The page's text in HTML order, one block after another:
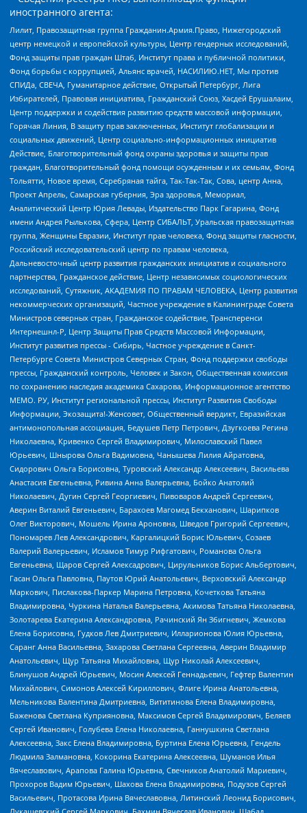
иностранного агента:
Лилит, Правозащитная группа Гражданин.Армия.Право, Нижегородский
центр немецкой и европейской культуры, Центр гендерных исследований,
Фонд защиты прав граждан Штаб, Институт права и публичной политики,
Фонд борьбы с коррупцией, Альянс врачей, НАСИЛИЮ.НЕТ, Мы против
СПИДа, СВЕЧА, Гуманитарное действие, Открытый Петербург, Лига
Избирателей, Правовая инициатива, Гражданский Союз, Хасдей Ерушалаим,
Центр поддержки и содействия развитию средств массовой информации,
Горячая Линия, В защиту прав заключенных, Институт глобализации и
социальных движений, Центр социально-информационных инициатив
Действие, Благотворительный фонд охраны здоровья и защиты прав
граждан, Благотворительный фонд помощи осужденным и их семьям, Фонд
Тольятти, Новое время, Серебряная тайга, Так-Так-Так, Сова, центр Анна,
Проект Апрель, Самарская губерния, Эра здоровья, Мемориал,
Аналитический Центр Юрия Левады, Издательство Парк Гагарина, Фонд
имени Андрея Рылькова, Сфера, Центр СИБАЛЬТ, Уральская правозащитная
группа, Женщины Евразии, Институт прав человека, Фонд защиты гласности,
Российский исследовательский центр по правам человека,
Дальневосточный центр развития гражданских инициатив и социального
партнерства, Гражданское действие, Центр независимых социологических
исследований, Сутяжник, АКАДЕМИЯ ПО ПРАВАМ ЧЕЛОВЕКА, Центр развития
некоммерческих организаций, Частное учреждение в Калининграде Совета
Министров северных стран, Гражданское содействие, Трансперенси
Интернешнл-Р, Центр Защиты Прав Средств Массовой Информации,
Институт развития прессы - Сибирь, Частное учреждение в Санкт-
Петербурге Совета Министров Северных Стран, Фонд поддержки свободы
прессы, Гражданский контроль, Человек и Закон, Общественная комиссия
по сохранению наследия академика Сахарова, Информационное агентство
МЕМО. РУ, Институт региональной прессы, Институт Развития Свободы
Информации, Экозащита!-Женсовет, Общественный вердикт, Евразийская
антимонопольная ассоциация, Бедушев Петр Петрович, Дзугкоева Регина
Николаевна, Кривенко Сергей Владимирович, Милославский Павел
Юрьевич, Шнырова Ольга Вадимовна, Чанышева Лилия Айратовна,
Сидорович Ольга Борисовна, Туровский Александр Алексеевич, Васильева
Анастасия Евгеньевна, Ривина Анна Валерьевна, Бойко Анатолий
Николаевич, Дугин Сергей Георгиевич, Пивоваров Андрей Сергеевич,
Аверин Виталий Евгеньевич, Барахоев Магомед Бекханович, Шарипков
Олег Викторович, Мошель Ирина Ароновна, Шведов Григорий Сергеевич,
Пономарев Лев Александрович, Каргалицкий Борис Юльевич, Созаев
Валерий Валерьевич, Исламов Тимур Рифгатович, Романова Ольга
Евгеньевна, Щаров Сергей Алексадрович, Цирульников Борис Альбертович,
Гасан Ольга Павловна, Паутов Юрий Анатольевич, Верховский Александр
Маркович, Пислакова-Паркер Марина Петровна, Кочеткова Татьяна
Владимировна, Чуркина Наталья Валерьевна, Акимова Татьяна Николаевна,
Золотарева Екатерина Александровна, Рачинский Ян Збигневич, Жемкова
Елена Борисовна, Гудков Лев Дмитриевич, Илларионова Юлия Юрьевна,
Саранг Анна Васильевна, Захарова Светлана Сергеевна, Аверин Владимир
Анатольевич, Щур Татьяна Михайловна, Щур Николай Алексеевич,
Блинушов Андрей Юрьевич, Мосин Алексей Геннадьевич, Гефтер Валентин
Михайлович, Симонов Алексей Кириллович, Флиге Ирина Анатольевна,
Мельникова Валентина Дмитриевна, Вититинова Елена Владимировна,
Баженова Светлана Куприяновна, Максимов Сергей Владимирович, Беляев
Сергей Иванович, Голубева Елена Николаевна, Ганнушкина Светлана
Алексеевна, Закс Елена Владимировна, Буртина Елена Юрьевна, Гендель
Людмила Залмановна, Кокорина Екатерина Алексеевна, Шуманов Илья
Вячеславович, Арапова Галина Юрьевна, Свечников Анатолий Мариевич,
Прохоров Вадим Юрьевич, Шахова Елена Владимировна, Подузов Сергей
Васильевич, Протасова Ирина Вячеславовна, Литинский Леонид Борисович,